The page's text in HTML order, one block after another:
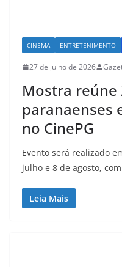
CINEMA ENTRETENIMENTO
27 de julho de 2026
Mostra reúne
paranaenses
no CinePG
Evento será realizado
julho e 8 de agosto,
Leia Mais